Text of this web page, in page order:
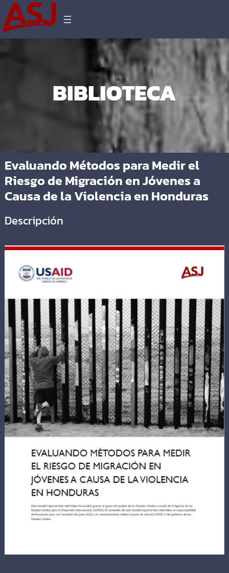
BIBLIOTECA
Evaluando Métodos para Medir el
Riesgo de Migración en Jóvenes a
Causa de la Violencia en Honduras
Descripción